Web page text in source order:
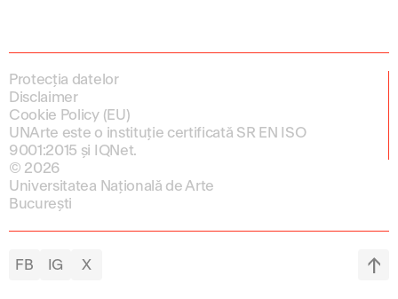
Protecția datelor
Disclaimer
Cookie Policy (EU)
UNArte este o instituție certificată SR EN ISO
9001:2015 și IQNet.
© 2026
Universitatea Națională de Arte
București
FB IG X